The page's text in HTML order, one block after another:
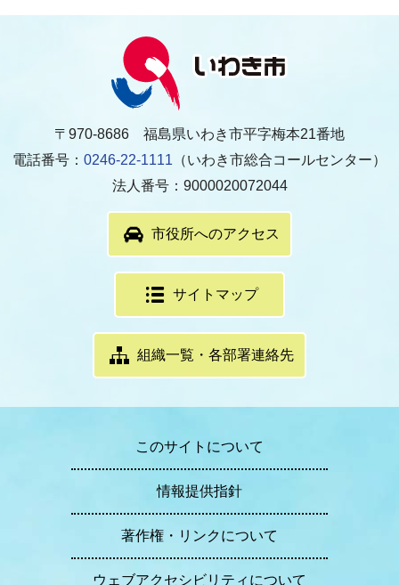
〒970-8686 福島県いわき市平字梅本21番地
電話番号： 0246-22-1111 （いわき市総合コールセンター）
法人番号：9000020072044
市役所へのアクセス
サイトマップ
組織一覧・各部署連絡先
このサイトについて
情報提供指針
著作権・リンクについて
ウェブアクセシビリティについて